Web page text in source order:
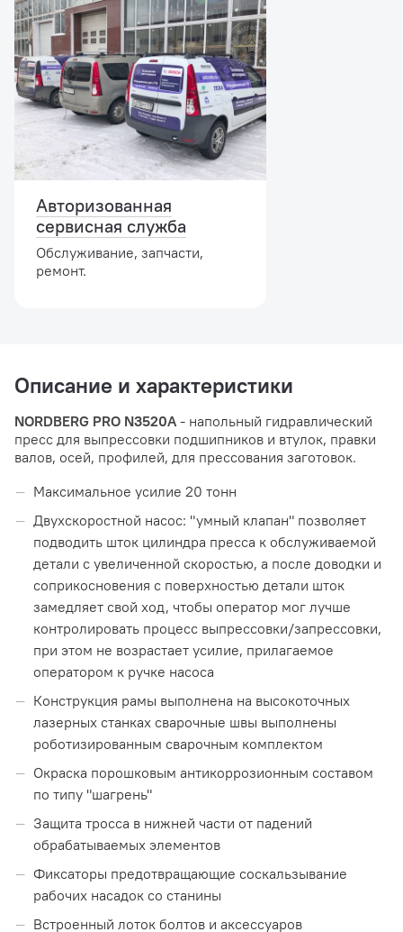
Авторизованная
сервисная служба
Обслуживание, запчасти,
ремонт.
Описание и характеристики
NORDBERG PRO N3520A- напольный гидравлический
пресс для выпрессовки подшипников и втулок, правки
валов, осей, профилей, для прессования заготовок.
Максимальное усилие 20 тонн
Двухскоростной насос: "умный клапан" позволяет
подводить шток цилиндра пресса к обслуживаемой
детали с увеличенной скоростью, а после доводки и
соприкосновения с поверхностью детали шток
замедляет свой ход, чтобы оператор мог лучше
контролировать процесс выпрессовки/запрессовки,
при этом не возрастает усилие, прилагаемое
оператором к ручке насоса
Конструкция рамы выполнена на высокоточных
лазерных станках сварочные швы выполнены
роботизированным сварочным комплектом
Окраска порошковым антикоррозионным составом
по типу "шагрень"
Защита тросса в нижней части от падений
обрабатываемых элементов
Фиксаторы предотвращающие соскальзывание
рабочих насадок со станины
Встроенный лоток болтов и аксессуаров